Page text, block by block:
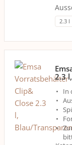
2.3 l
2.3
In